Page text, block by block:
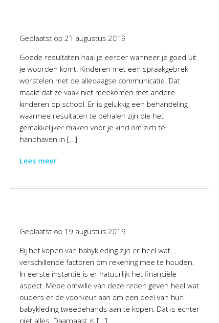
Geplaatst op 21 augustus 2019
Goede resultaten haal je eerder wanneer je goed uit
je woorden komt. Kinderen met een spraakgebrek
worstelen met de alledaagse communicatie. Dat
maakt dat ze vaak niet meekomen met andere
kinderen op school. Er is gelukkig een behandeling
waarmee resultaten te behalen zijn die het
gemakkelijker maken voor je kind om zich te
handhaven in […]
Lees meer
Geplaatst op 19 augustus 2019
Bij het kopen van babykleding zijn er heel wat
verschillende factoren om rekening mee te houden.
In eerste instantie is er natuurlijk het financiële
aspect. Mede omwille van deze reden geven heel wat
ouders er de voorkeur aan om een deel van hun
babykleding tweedehands aan te kopen. Dat is echter
niet alles. Daarnaast is […]